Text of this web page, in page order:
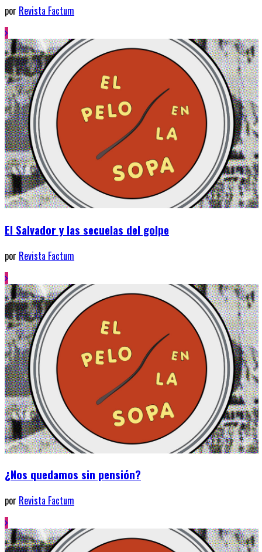
por Revista Factum
El Salvador y las secuelas del golpe
por Revista Factum
¿Nos quedamos sin pensión?
por Revista Factum